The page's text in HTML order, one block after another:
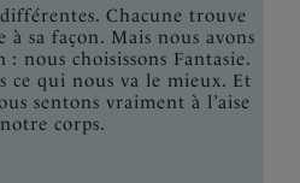
Chacune trouve
sa façon. Mais nous avons
: nous choisissons Fantasie.
ce qui nous va le mieux. Et
sentons vraiment à l’aise
corps.